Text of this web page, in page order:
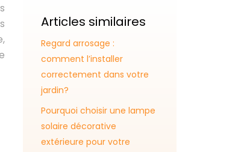
Articles similaires
Regard arrosage :
comment l’installer
correctement dans votre
jardin?
Pourquoi choisir une lampe
solaire décorative
extérieure pour votre